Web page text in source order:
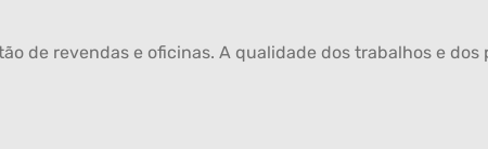
de revendas e oficinas. A qualidade dos trabalhos e